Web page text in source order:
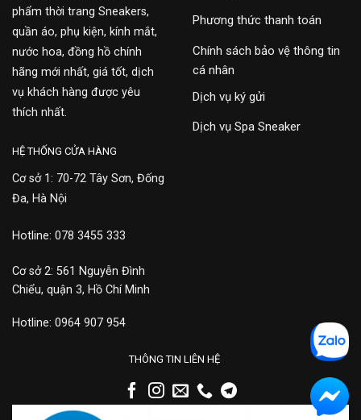
phẩm thời trang Sneakers,
quần áo, phụ kiện, kính mắt,
nước hoa, đồng hồ chính
hãng mới nhất, giá tốt, dịch
vụ khách hàng được yêu
thích nhất.
Phương thức thanh toán
Chính sách bảo vệ thông tin
cá nhân
Dịch vụ ký gửi
Dịch vụ Spa Sneaker
HỆ THỐNG CỬA HÀNG
Cơ sở 1: 70-72 Tây Sơn, Đống
Đa, Hà Nội
Hotline: 078 3455 333
Cơ sở 2: 561 Nguyễn Đình
Chiểu, quận 3, Hồ Chí Minh
Hotline: 0964 907 954
THÔNG TIN LIÊN HỆ